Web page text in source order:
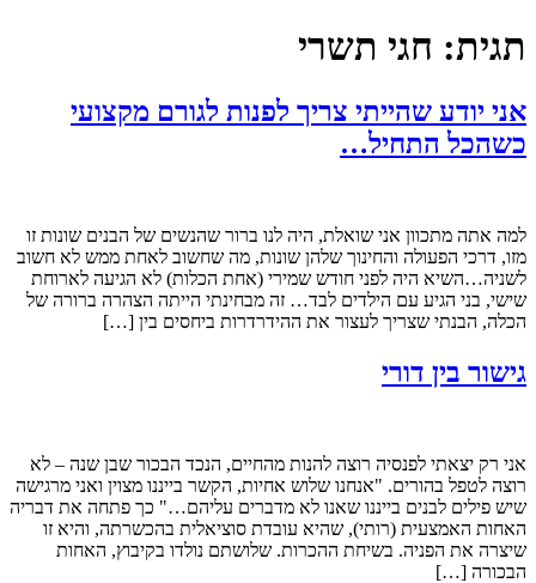
תגית: חגי תשרי
אני יודע שהייתי צריך לפנות לגורם מקצועי
כשהכל התחיל…
למה אתה מתכוון אני שואלת, היה לנו ברור שהנשים של הבנים שונות זו
מזו, דרכי הפעולה והחינוך שלהן שונות, מה שחשוב לאחת ממש לא חשוב
לשניה…השיא היה לפני חודש שמירי (אחת הכלות) לא הגיעה לארוחת
שישי, בני הגיע עם הילדים לבד… זה מבחינתי הייתה הצהרה ברורה של
הכלה, הבנתי שצריך לעצור את ההידרדרות ביחסים בין […]
גישור בין דורי
אני רק יצאתי לפנסיה רוצה להנות מהחיים, הנכד הבכור שבן שנה – לא
רוצה לטפל בהורים. "אנחנו שלוש אחיות, הקשר בייננו מצוין ואני מרגישה
שיש פילים לבנים בייננו שאנו לא מדברים עליהם…" כך פתחה את דבריה
האחות האמצעית (רותי), שהיא עובדת סוציאלית בהכשרתה, והיא זו
שיצרה את הפניה. בשיחת ההכרות. שלושתם נולדו בקיבוץ, האחות
הבכורה […]